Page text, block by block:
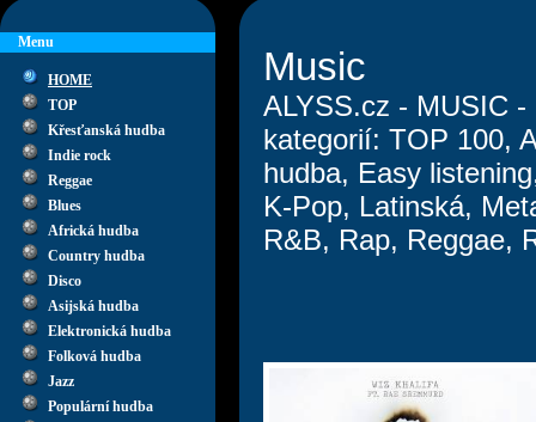
Menu
HOME
TOP
Křesťanská hudba
Indie rock
Reggae
Blues
Africká hudba
Country hudba
Disco
Asijská hudba
Elektronická hudba
Folková hudba
Jazz
Populární hudba
Music
ALYSS.cz - MUSIC
kategorií: TOP 100,
hudba, Easy
K-Pop, Latinská,
R&B, Rap, Reggae,